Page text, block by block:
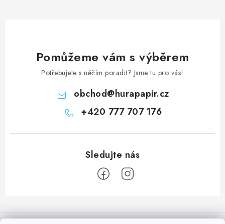
Pomůžeme vám s výběrem
Potřebujete s něčím poradit? Jsme tu pro vás!
obchod@hurapapir.cz
+420 777 707 176
á